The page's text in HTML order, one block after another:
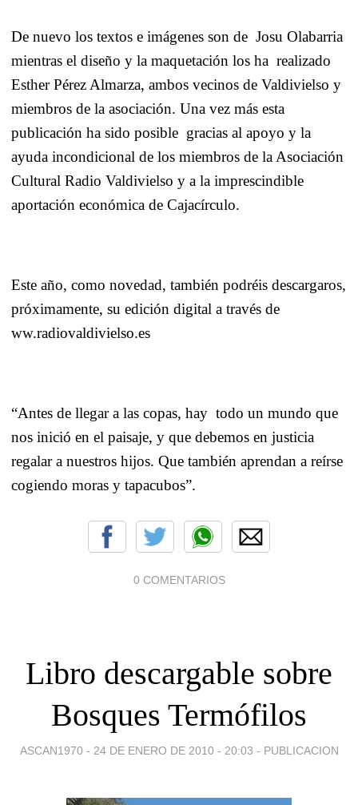
De nuevo los textos e imágenes son de Josu Olabarria
mientras el diseño y la maquetación los ha realizado
Esther Pérez Almarza, ambos vecinos de Valdivielso y
miembros de la asociación. Una vez más esta
publicación ha sido posible gracias al apoyo y la
ayuda incondicional de los miembros de la Asociación
Cultural Radio Valdivielso y a la imprescindible
aportación económica de Cajacírculo.
Este año, como novedad, también podréis descargaros,
próximamente, su edición digital a través de
ww.radiovaldivielso.es
“Antes de llegar a las copas, hay todo un mundo que
nos inició en el paisaje, y que debemos en justicia
regalar a nuestros hijos. Que también aprendan a reírse
cogiendo moras y tapacubos”.
0 COMENTARIOS
Libro descargable sobre
ASCAN1970 - 24 DE ENERO DE 2010 - 20:03 - PUBLICACION